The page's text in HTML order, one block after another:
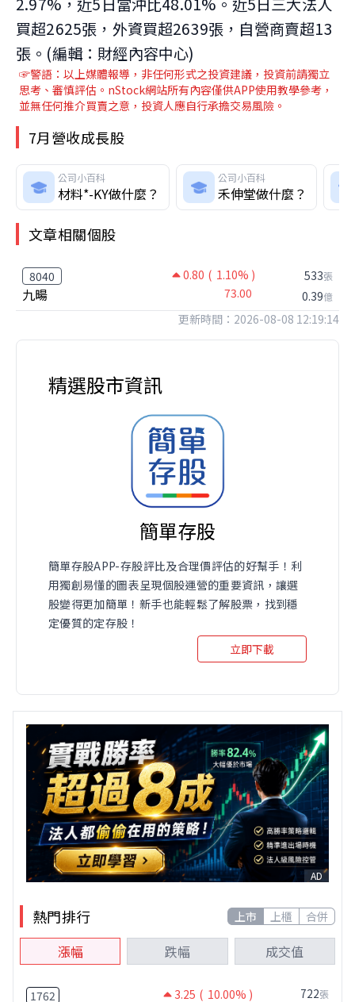
買超2625張，外資買超2639張，自營商賣超13
張。(編輯：財經內容中心)
☞警語：以上媒體報導，非任何形式之投資建議，投資前請獨立
思考、審慎評估。nStock網站所有內容僅供APP使用教學參考，
並無任何推介買賣之意，投資人應自行承擔交易風險。
7月營收成長股
公司小百科
材料*-KY做什麼？
公司小百科
禾伸堂做什麼？
文章相關個股
8040 0.80 ( 1.10% )
九暘 73.00
533張
0.39億
更新時間：2026-08-08 12:19:14
精選股市資訊
簡單存股
簡單存股APP-存股評比及合理價評估的好幫手！利
用獨創易懂的圖表呈現個股運營的重要資訊，讓選
股變得更加簡單！新手也能輕鬆了解股票，找到穩
定優質的定存股！
立即下載
AD
熱門排行 上市 上櫃 合併
漲幅 跌幅 成交值
1762 3.25 ( 10.00% ) 722張